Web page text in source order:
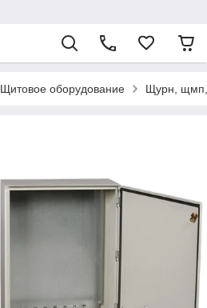
Щитовое оборудование Щурн,